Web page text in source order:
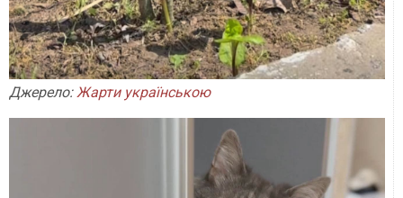
Джерело: Жарти українською